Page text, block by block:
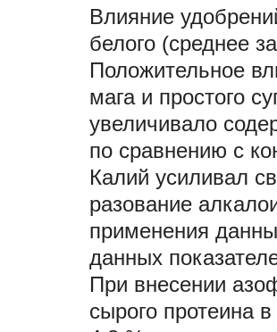
Влияние
белого (среднее
Положительное
мага и простого
увеличивало
по сравнению с
Калий усиливал
разование
применения
данных
При внесении
сырого протеина